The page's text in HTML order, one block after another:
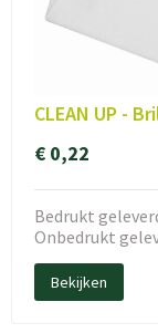
CLEAN UP -
€ 0,22
Bedrukt
Onbedrukt
Bekijken